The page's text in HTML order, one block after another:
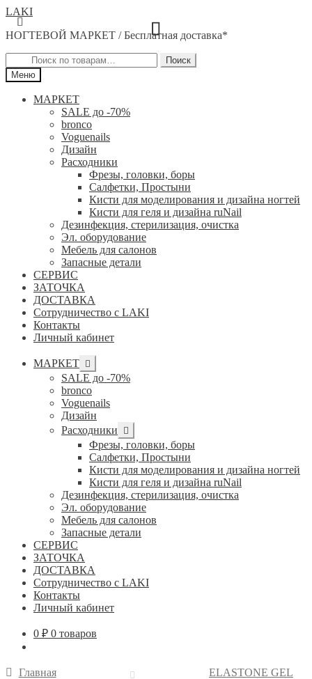
Перейти
навигации
Перейти
содержимому
LAKI
НОГТЕВОЙ МАРКЕТ / Бесплатная доставка*
Искать:
Поиск
Меню
МАРКЕТ
SALE до -70%
bronco
Voguenails
Дизайн
Расходники
Фрезы, головки, боры
Салфетки, Простыни
Кисти для моделирования и дизайна ногтей
Кисти для геля и дизайна ruNail
Дезинфекция, стерилизация, очистка
Эл. оборудование
Мебель для салонов
Запасные детали
СЕРВИС
ЗАТОЧКА
ДОСТАВКА
Сотрудничество с LAKI
Контакты
Личный кабинет
МАРКЕТ Развернутое
вложенное
меню
SALE до -70%
bronco
Voguenails
Дизайн
Расходники
Развернутое
вложенное
меню
Фрезы, головки, боры
Салфетки, Простыни
Кисти для моделирования и дизайна ногтей
Кисти для геля и дизайна ruNail
Дезинфекция, стерилизация, очистка
Эл. оборудование
Мебель для салонов
Запасные детали
СЕРВИС
ЗАТОЧКА
ДОСТАВКА
Сотрудничество с LAKI
Контакты
Личный кабинет
0 ₽ 0 товаров
Главная
ELASTONE GEL